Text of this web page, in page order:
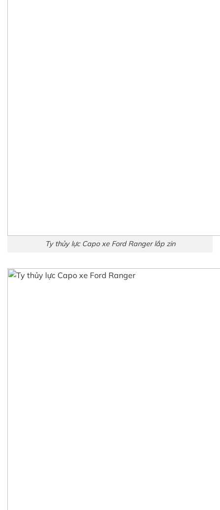
Ty thủy lực Capo xe Ford Ranger lắp zin